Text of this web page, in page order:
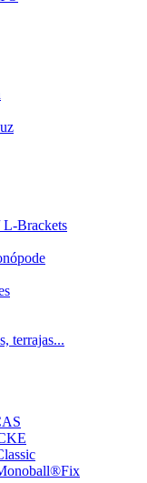
L-Brackets
terrajas...